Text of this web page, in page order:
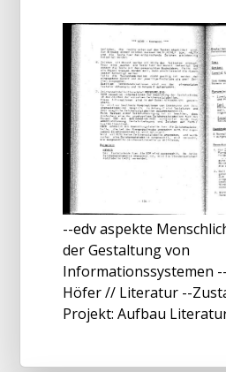
--edv aspekte
der Gestaltung von
Informationssystemen
Höfer // Literatur --
Projekt: Aufbau